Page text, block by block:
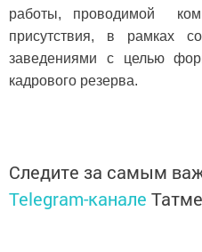
работы, проводимой
присутствия, в рамках
заведениями с целью
кадрового резерва.
Следите за самым
Telegram-канале